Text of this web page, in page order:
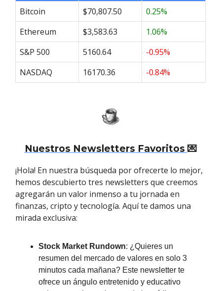
Bitcoin
$70,807.50
0.25%
Ethereum
$3,583.63
1.06%
S&P 500
5160.64
-0.95%
NASDAQ
16170.36 -0.84%
Nuestros Newsletters Favoritos 💌
¡Hola! En nuestra búsqueda por ofrecerte lo mejor,
hemos descubierto tres newsletters que creemos
agregarán un valor inmenso a tu jornada en
finanzas, cripto y tecnología. Aquí te damos una
mirada exclusiva:
Stock Market Rundown: ¿Quieres un
resumen del mercado de valores en solo 3
minutos cada mañana? Este newsletter te
ofrece un ángulo entretenido y educativo